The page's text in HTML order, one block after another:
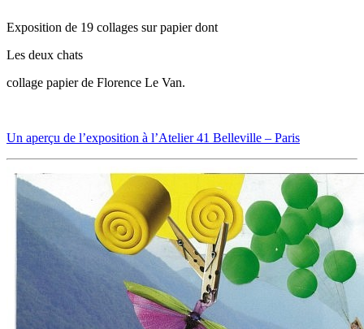
Exposition de 19 collages sur papier dont
Les deux chats
collage papier de Florence Le Van.
Un aperçu de l’exposition à l’Atelier 41 Belleville – Paris